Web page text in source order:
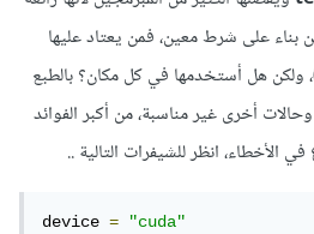
بناء على شرط معين، فمن يعتاد عليها
ولكن هل أستخدمها في كل مكان؟ بالطبع
أخرى غير مناسبة، من أكبر الفوائد
الأخطاء، انظر للشيفرات التالية ..
device =
"cuda"